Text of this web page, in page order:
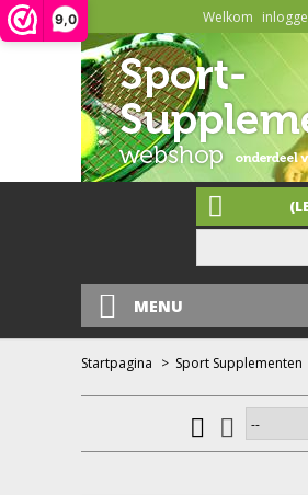
9,0 Welkom
MENU
Startpagina > Sport Supplementen